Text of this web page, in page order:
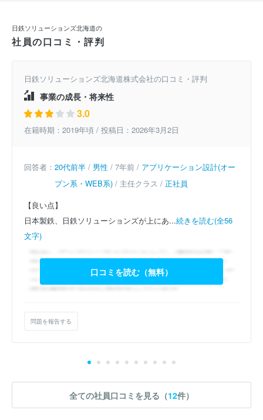
日鉄ソリューションズ北海道の
社員の口コミ・評判
日鉄ソリューションズ北海道株式会社の口コミ・評判
事業の成長・将来性
3.0
在籍時期：2019年頃 / 投稿日：2026年3月2日
回答者： 20代前半 / 男性 / 7年前 / アプリケーション設計(オー
プン系・WEB系) / 主任クラス / 正社員
【良い点】
日本製鉄、日鉄ソリューションズが上にあ...続きを読む(全56
文字)
口コミを読む（無料）
問題を報告する
全ての社員口コミを見る（12件）